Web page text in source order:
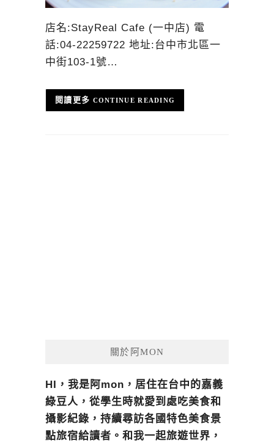
店名:StayReal Cafe (一中店) 電
話:04-22259722 地址:台中市北區一
中街103-1號…
CONTINUE READING
關於阿MON
HI，我是阿mon，居住在台中的嘉義
綠豆人，從學生時就愛到處吃美食和
攝影紀錄，持續尋訪各國特色美食景
點旅宿給讀者。和我一起旅遊世界，